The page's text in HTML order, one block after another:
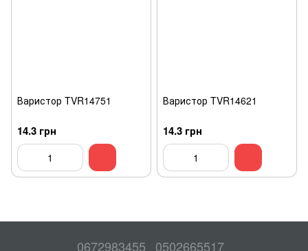
Варистор TVR14751
14.3 грн
Варистор TVR14621
14.3 грн
0672983455 0502665517